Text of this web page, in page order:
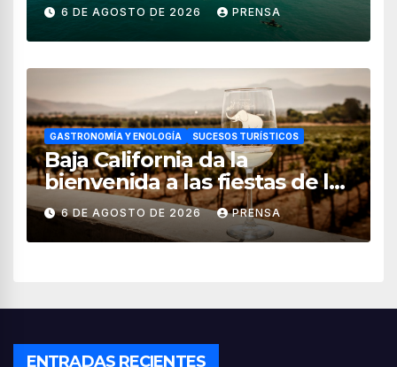
6 DE AGOSTO DE 2026 PRENSA
GASTRONOMÍA Y ENOLOGÍA SUCESOS TURÍSTICOS
Baja California da la
bienvenida a las fiestas de la
vendimia 2026
6 DE AGOSTO DE 2026 PRENSA
ENTRADAS RECIENTES